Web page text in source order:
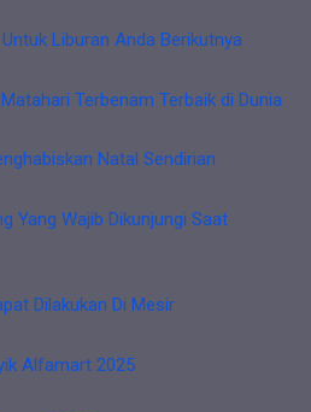
Liburan Anda Berikutnya
Terbenam Terbaik di Dunia
Natal Sendirian
Yang Wajib Dikunjungi Saat
Dilakukan Di Mesir
Alfamart 2025